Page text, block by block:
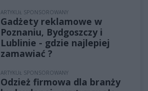
ARTYKUŁ SPONSOROWANY
Gadżety reklamowe w
Poznaniu, Bydgoszczy i
Lublinie - gdzie najlepiej
zamawiać ?
ARTYKUŁ SPONSOROWANY
Odzież firmowa dla branży